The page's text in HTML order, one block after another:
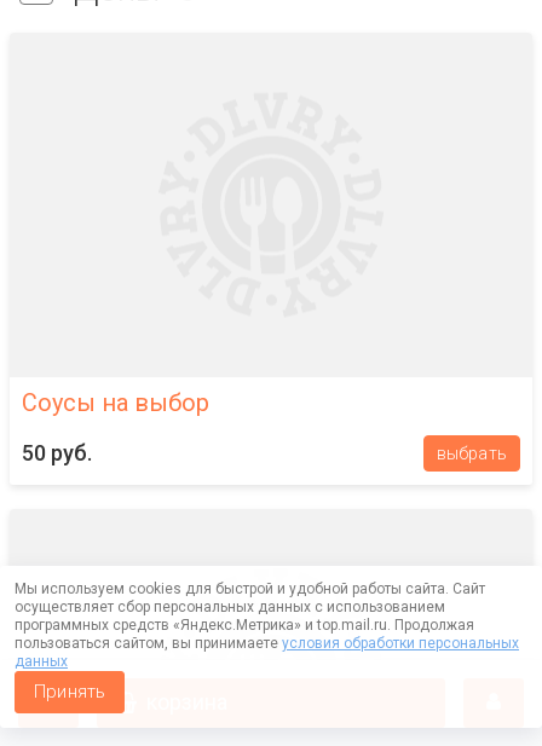
Соусы на выбор
50 руб. выбрать
Мы используем cookies для быстрой и удобной работы сайта. Сайт
осуществляет сбор персональных данных с использованием
программных средств «Яндекс.Метрика» и top.mail.ru. Продолжая
пользоваться сайтом, вы принимаете условия обработки персональных
данных
Принять